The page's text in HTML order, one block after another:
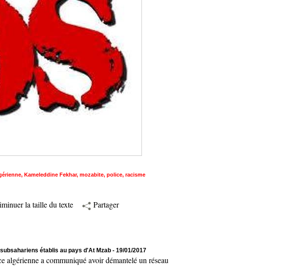
, Kameleddine Fekhar, mozabite, police, racisme
la taille du texte Partager
établis au pays d'At Mzab - 19/01/2017
a communiqué avoir démantelé un réseau